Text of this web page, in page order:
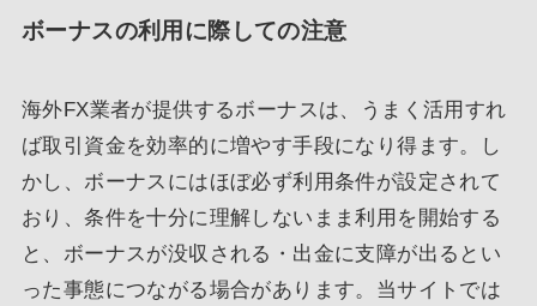
ボーナスの利用に際しての注意
海外FX業者が提供するボーナスは、うまく活用すれ
ば取引資金を効率的に増やす手段になり得ます。し
かし、ボーナスにはほぼ必ず利用条件が設定されて
おり、条件を十分に理解しないまま利用を開始する
と、ボーナスが没収される・出金に支障が出るとい
った事態につながる場合があります。当サイトでは